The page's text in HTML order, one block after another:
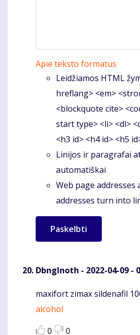
Apie teksto formatus
Leidžiamos HTML
hreflang> <em>
<blockquote cite>
start type> <li> <dl>
<h3 id> <h4 id> <h5
Linijos ir paragrafai
automatiškai
Web page addresses
addresses turn into
DbngInoth - 2022-04-09 -
Komentaras
maxifort zimax sildenafil
alcohol
0
0